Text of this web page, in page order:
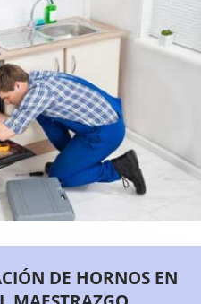
DE HORNOS EN